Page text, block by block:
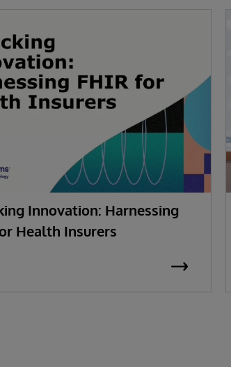
Innovation: Harnessing
Health Insurers